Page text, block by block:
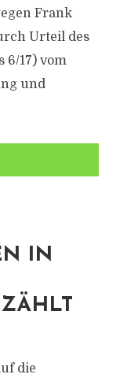
Frank
Urteil des
6/17) vom
und
IN
die